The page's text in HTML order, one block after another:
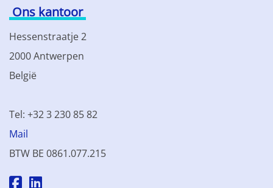
Ons kantoor
Hessenstraatje 2
2000 Antwerpen
België
Tel: +32 3 230 85 82
Mail
BTW BE 0861.077.215